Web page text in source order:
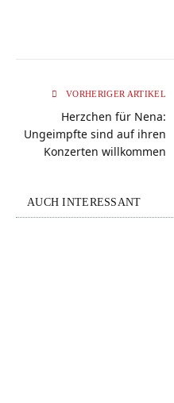
VORHERIGER ARTIKEL
Herzchen für Nena:
Ungeimpfte sind auf ihren
Konzerten willkommen
AUCH INTERESSANT